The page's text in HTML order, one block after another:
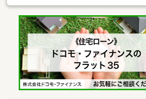
20分、最寄りバス停まで徒歩7分◆色
は対面キッチンで家族の会話が自然
燥機、コンロはガス、備え付けカッ
ニー、眺望も◎◆全居室フローリン
戸・屋根裏収納・ウォークインクロー
納あり◆都市ガス、全室２面採光、
備